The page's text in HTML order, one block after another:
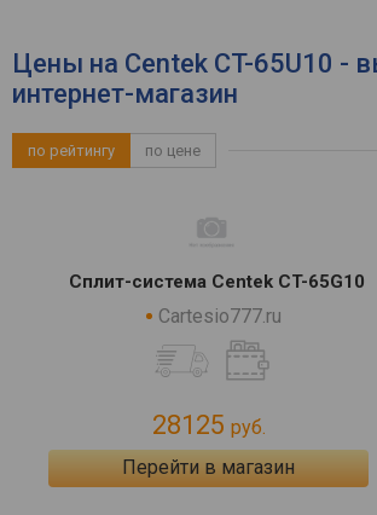
Цены на Centek CT-65U10 -
интернет-магазин
по рейтингу по цене
Сплит-система Centek CT-65G10
Cartesio777.ru
28125 руб.
Перейти в магазин